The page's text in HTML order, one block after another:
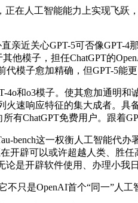
在人工智能能力上实现飞跃
近关心GPT-5可否像GPT-4那
他模子，担任ChatGPT的
模子愈加精确，但GPT-5能
4o和o3模子。使其愈加通明
速响应特征的集大成者。具
有ChatGPT免费用户。跟着
这一权衡人工智能代办
开辟可以或许超越人类、胜
是开辟软件使用、办理小我
是OpenAI首个“同一”人工